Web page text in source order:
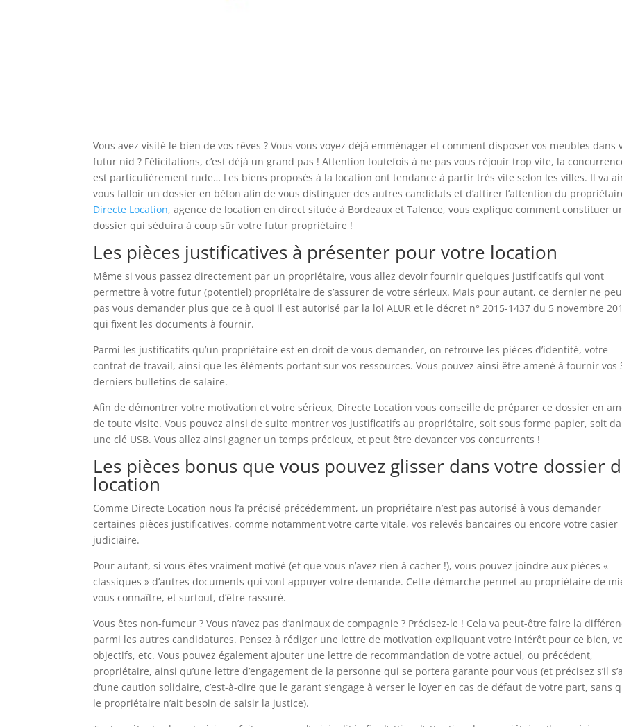
Vous avez visité le bien de vos rêves ? Vous vous voyez déjà emménager et comment disposer vos meubles dans
futur nid ? Félicitations, c’est déjà un grand pas ! Attention toutefois à ne pas vous réjouir trop vite, la
est particulièrement rude… Les biens proposés à la location ont tendance à partir très vite selon les villes. Il va
vous falloir un dossier en béton afin de vous distinguer des autres candidats et d’attirer l’attention du
Directe Location, agence de location en direct située à Bordeaux et Talence, vous explique comment constituer
dossier qui séduira à coup sûr votre futur propriétaire !
Les pièces justificatives à présenter pour votre location
Même si vous passez directement par un propriétaire, vous allez devoir fournir quelques justificatifs qui vont
permettre à votre futur (potentiel) propriétaire de s’assurer de votre sérieux. Mais pour autant, ce dernier ne
pas vous demander plus que ce à quoi il est autorisé par la loi ALUR et le décret n° 2015-1437 du 5 novembre
qui fixent les documents à fournir.
Parmi les justificatifs qu’un propriétaire est en droit de vous demander, on retrouve les pièces d’identité, votre
contrat de travail, ainsi que les éléments portant sur vos ressources. Vous pouvez ainsi être amené à fournir vos
derniers bulletins de salaire.
Afin de démontrer votre motivation et votre sérieux, Directe Location vous conseille de préparer ce dossier en
de toute visite. Vous pouvez ainsi de suite montrer vos justificatifs au propriétaire, soit sous forme papier, soit
une clé USB. Vous allez ainsi gagner un temps précieux, et peut être devancer vos concurrents !
Les pièces bonus que vous pouvez glisser dans votre dossier
location
Comme Directe Location nous l’a précisé précédemment, un propriétaire n’est pas autorisé à vous demander
certaines pièces justificatives, comme notamment votre carte vitale, vos relevés bancaires ou encore votre casier
judiciaire.
Pour autant, si vous êtes vraiment motivé (et que vous n’avez rien à cacher !), vous pouvez joindre aux pièces «
classiques » d’autres documents qui vont appuyer votre demande. Cette démarche permet au propriétaire de
vous connaître, et surtout, d’être rassuré.
Vous êtes non-fumeur ? Vous n’avez pas d’animaux de compagnie ? Précisez-le ! Cela va peut-être faire la
parmi les autres candidatures. Pensez à rédiger une lettre de motivation expliquant votre intérêt pour ce bien,
objectifs, etc. Vous pouvez également ajouter une lettre de recommandation de votre actuel, ou précédent,
propriétaire, ainsi qu’une lettre d’engagement de la personne qui se portera garante pour vous (et précisez s’il
d’une caution solidaire, c’est-à-dire que le garant s’engage à verser le loyer en cas de défaut de votre part, sans
le propriétaire n’ait besoin de saisir la justice).